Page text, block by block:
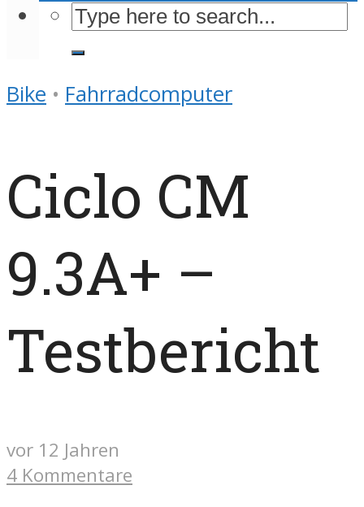
Bike • Fahrradcomputer
Ciclo CM
9.3A+ –
Testbericht
vor 12 Jahren
4 Kommentare